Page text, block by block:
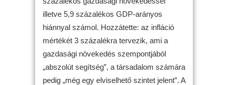
illetve 5,9 százalékos GDP-arányos
hiánnyal számol. Hozzátette: az infláció
mértékét 3 százalékra tervezik, ami a
gazdasági növekedés szempontjából
„abszolút segítség”, a társadalom számára
pedig „még egy elviselhető szintet jelent”. A